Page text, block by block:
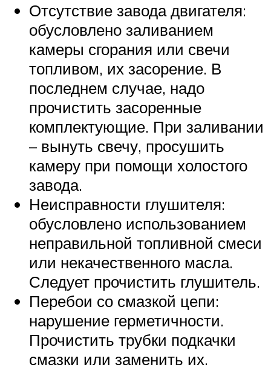
Отсутствие завода двигателя:
обусловлено заливанием
камеры сгорания или свечи
топливом, их засорение. В
последнем случае, надо
прочистить засоренные
комплектующие. При заливании
– вынуть свечу, просушить
камеру при помощи холостого
завода.
Неисправности глушителя:
обусловлено использованием
неправильной топливной смеси
или некачественного масла.
Следует прочистить глушитель.
Перебои со смазкой цепи:
нарушение герметичности.
Прочистить трубки подкачки
смазки или заменить их.